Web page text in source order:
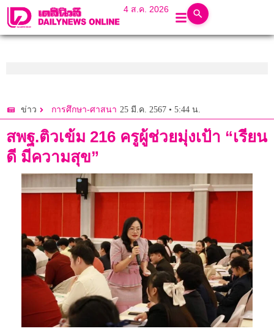
4 ส.ค. 2026
ข่าว การศึกษา-ศาสนา 25 มี.ค. 2567 • 5:44 น.
สพฐ.ติวเข้ม 216 ครูผู้ช่วยมุ่งเป้า “เรียน
ดี มีความสุข”